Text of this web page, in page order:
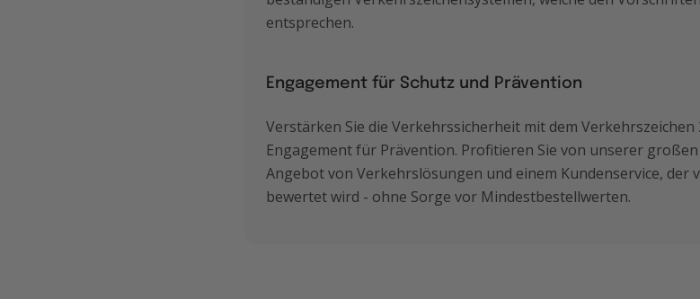
entsprechen.
Engagement für Schutz und Prävention
Verstärken Sie die Verkehrssicherheit mit dem
Engagement für Prävention. Profitieren Sie von unserer
Angebot von Verkehrslösungen und einem Kundenservice, der
bewertet wird - ohne Sorge vor Mindestbestellwerten.